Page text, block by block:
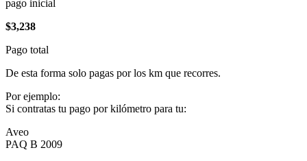
pago inicial
$3,238
Pago total
De esta forma solo pagas por los km que recorres.
Por ejemplo:
Si contratas tu pago por kilómetro para tu:
Aveo
PAQ B 2009